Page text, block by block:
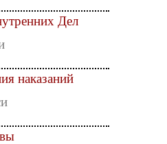
Дел
наказаний